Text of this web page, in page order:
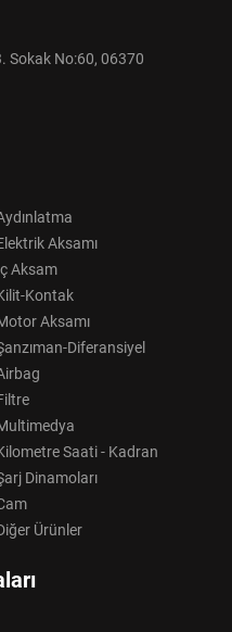
Sokak No:60, 06370
Aksamı
Aksam
Kontak
Aksamı
Diferansiyel
Saati - Kadran
Dinamoları
Ürünler